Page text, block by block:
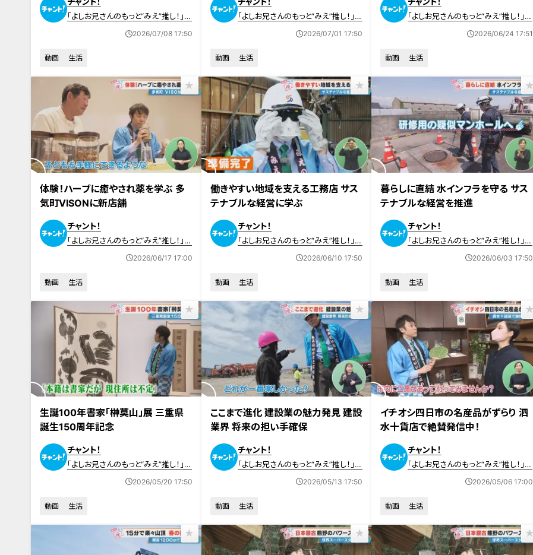
「よしお兄さんのもっと“みえ”推し！」動
2026/07/08 17:50
動画 生活
「よしお兄さんのもっと“みえ”推し！」動
2026/07/01 17:50
動画 生活
「よしお兄さんのもっと“みえ”推し！」動
2026/06/24 17:51
動画 生活
体験！ハーブに癒やされ薬を学ぶ 多
気町VISONに新店舗
チャント！
「よしお兄さんのもっと“みえ”推し！」動
2026/06/17 17:00
動画 生活
働きやすい地域を支える工務店 サス
テナブルな経営に学ぶ
チャント！
「よしお兄さんのもっと“みえ”推し！」動
2026/06/10 17:50
動画 生活
暮らしに直結 水インフラを守る サス
テナブルな経営を推進
チャント！
「よしお兄さんのもっと“みえ”推し！」動
2026/06/03 17:50
動画 生活
生誕100年書家「榊󠄀莫山」展 三重県
誕生150周年記念
チャント！
「よしお兄さんのもっと“みえ”推し！」動
2026/05/20 17:50
動画 生活
ここまで進化 建設業の魅力発見 建設
業界 将来の担い手確保
チャント！
「よしお兄さんのもっと“みえ”推し！」動
2026/05/13 17:50
動画 生活
イチオシ四日市の名産品がずらり 泗
水十貨店で絶賛発信中！
チャント！
「よしお兄さんのもっと“みえ”推し！」動
2026/05/06 17:00
動画 生活